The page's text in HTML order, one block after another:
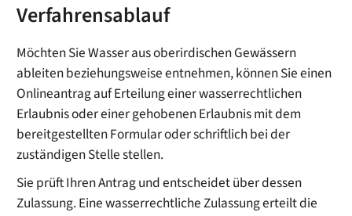
Verfahrensablauf
Möchten Sie Wasser aus oberirdischen Gewässern
ableiten beziehungsweise entnehmen, können Sie einen
Onlineantrag auf Erteilung einer wasserrechtlichen
Erlaubnis oder einer gehobenen Erlaubnis mit dem
bereitgestellten Formular oder schriftlich bei der
zuständigen Stelle stellen.
Sie prüft Ihren Antrag und entscheidet über dessen
Zulassung. Eine wasserrechtliche Zulassung erteilt die